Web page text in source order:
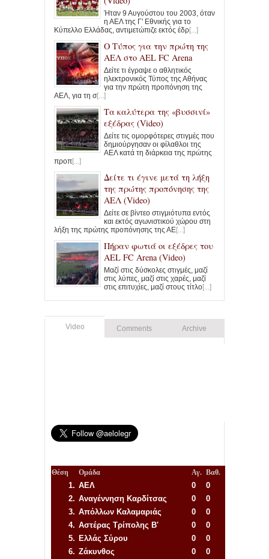
Ήταν 9 Αυγούστου του 2003, όταν
η ΑΕΛ της Γ' Εθνικής για το
Κύπελλο Ελλάδας, αντιμετώπιζε εκτός έδρ[...]
Ο Τύπος για την πρώτη της
ΑΕΛ στο AEL FC Arena
Δείτε τι έγραψε ο αθλητικός
ηλεκτρονικός Τύπος της Αθήνας
για την πρώτη προπόνηση της
ΑΕΛ, για τη σ[...]
Τα καλύτερα της «βυσσινί»
εξέδρας (Video)
Δείτε τις ομορφότερες στιγμές που
δημιούργησαν οι φίλαθλοι της
ΑΕΛ κατά τη διάρκεια της πρώτης
προπ[...]
Δείτε τι έγινε μετά τη λήξη
της πρώτης προπόνησης της
ΑΕΛ (Video)
Δείτε σε βίντεο στιγμιότυπα εντός
και εκτός αγωνιστικού χώρου στη
λήξη της πρώτης προπόνησης της ΑΕ[...]
Πήραν φωτιά οι εξέδρες του
AEL FC Arena (Video)
Μαζί στις δύσκολες στιγμές, μαζί
στις λύπες, μαζί στις χαρές, μαζί
στις επιτυχίες, μαζί στους τίτλο[...]
Video Comments Archive
Θέση Ομάδα Αγ. Βαθ.
1. ΑΕΛ 0
0
2. Αναγέννηση Καρδίτσας 0
0
3. Απόλλων Καλαμαριάς 0
0
4. Αστέρας Τρίπολης Β' 0
0
5. Ελλάς Σύρου 0
0
6. Ζάκυνθος 0
0